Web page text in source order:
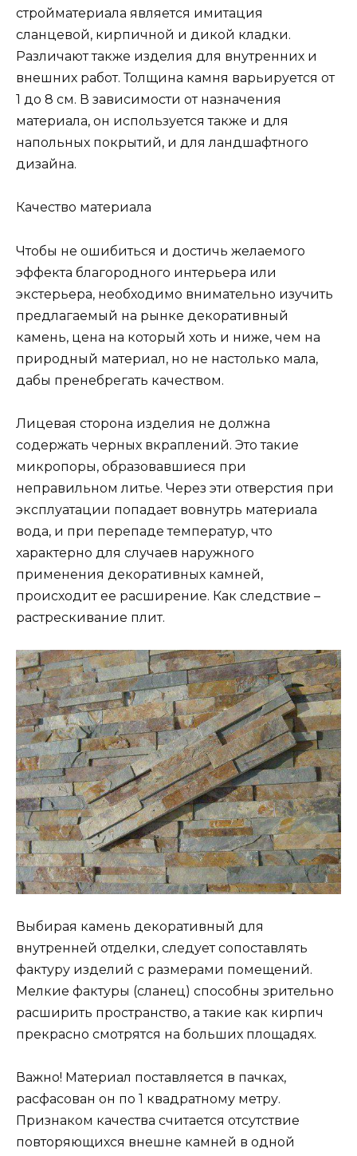
стройматериала является имитация
сланцевой, кирпичной и дикой кладки.
Различают также изделия для внутренних и
внешних работ. Толщина камня варьируется от
1 до 8 см. В зависимости от назначения
материала, он используется также и для
напольных покрытий, и для ландшафтного
дизайна.
Качество материала
Чтобы не ошибиться и достичь желаемого
эффекта благородного интерьера или
экстерьера, необходимо внимательно изучить
предлагаемый на рынке декоративный
камень, цена на который хоть и ниже, чем на
природный материал, но не настолько мала,
дабы пренебрегать качеством.
Лицевая сторона изделия не должна
содержать черных вкраплений. Это такие
микропоры, образовавшиеся при
неправильном литье. Через эти отверстия при
эксплуатации попадает вовнутрь материала
вода, и при перепаде температур, что
характерно для случаев наружного
применения декоративных камней,
происходит ее расширение. Как следствие –
растрескивание плит.
Выбирая камень декоративный для
внутренней отделки, следует сопоставлять
фактуру изделий с размерами помещений.
Мелкие фактуры (сланец) способны зрительно
расширить пространство, а такие как кирпич
прекрасно смотрятся на больших площадях.
Важно! Материал поставляется в пачках,
расфасован он по 1 квадратному метру.
Признаком качества считается отсутствие
повторяющихся внешне камней в одной